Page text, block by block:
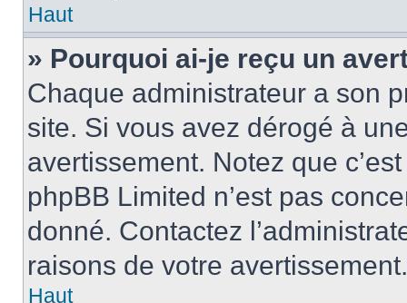
Haut
» Pourquoi ai-je reçu un
Chaque administrateur a son
site. Si vous avez dérogé à
avertissement. Notez que
phpBB Limited n’est pas
donné. Contactez
raisons de votre avertissement.
Haut